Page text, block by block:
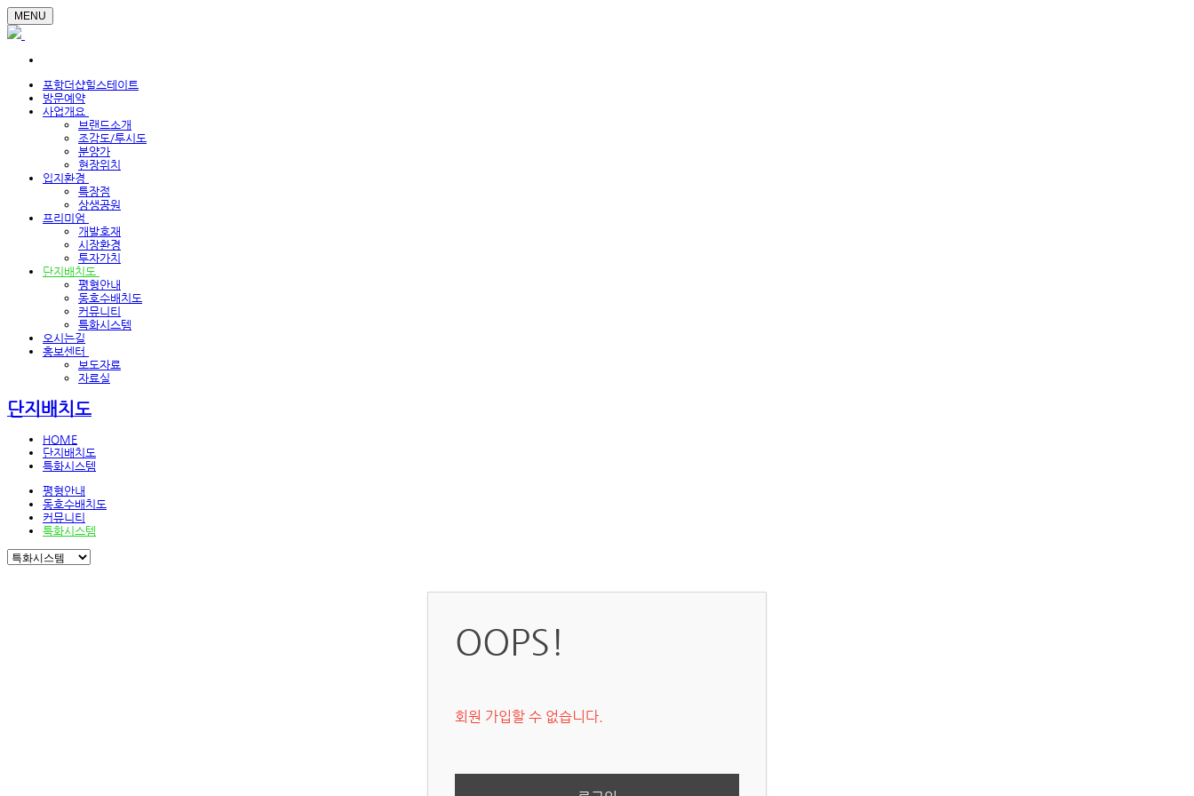
MENU
포항더샵힐스테이트
방문예약
사업개요
브랜드소개
조감도/투시도
분양가
현장위치
입지환경
특장점
상생공원
프리미엄
개발호재
시장환경
투자가치
단지배치도
평형안내
동호수배치도
커뮤니티
특화시스템
오시는길
홍보센터
보도자료
자료실
단지배치도
HOME
단지배치도
특화시스템
평형안내
동호수배치도
커뮤니티
특화시스템
OOPS!
회원 가입할 수 없습니다.